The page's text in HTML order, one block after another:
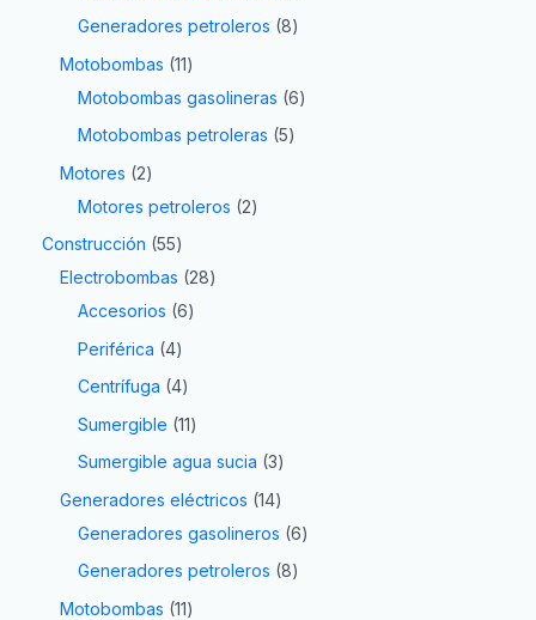
Generadores petroleros 8
Motobombas 11
Motobombas gasolineras 6
Motobombas petroleras 5
Motores
2
Motores petroleros
2
Construcción 55
Electrobombas
28
Accesorios 6
Periférica 4
Centrífuga 4
Sumergible 11
Sumergible agua sucia 3
Generadores eléctricos 14
Generadores gasolineros 6
Generadores petroleros 8
Motobombas 11